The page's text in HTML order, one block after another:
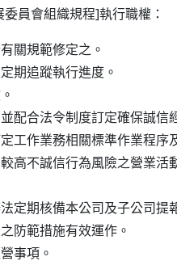
員會組織規程]執行職權：
關規範修定之。
期追蹤執行進度。
配合法令制度訂定確保誠信
工作業務相關標準作業程序
高不誠信行為風險之營業活
定期核備本公司及子公司
防範措施有效運作。
事項。